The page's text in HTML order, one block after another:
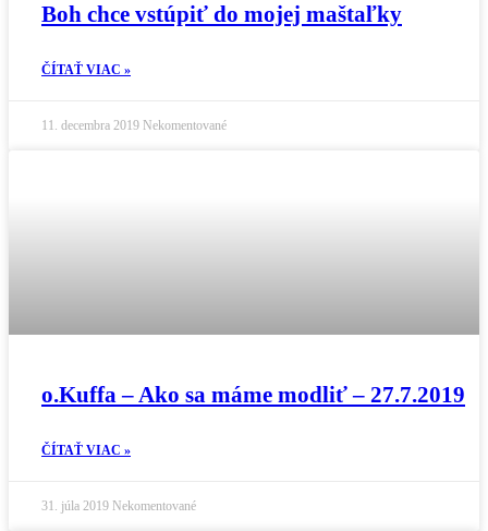
Boh chce vstúpiť do mojej maštaľky
ČÍTAŤ VIAC »
11. decembra 2019 Nekomentované
o.Kuffa – Ako sa máme modliť – 27.7.2019
ČÍTAŤ VIAC »
31. júla 2019 Nekomentované